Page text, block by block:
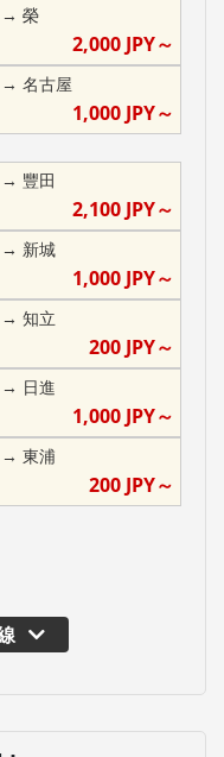
→ 榮
2,000 JPY～
→ 名古屋
1,000 JPY～
→ 豐田
2,100 JPY～
→ 新城
1,000 JPY～
→ 知立
200 JPY～
→ 日進
1,000 JPY～
→ 東浦
200 JPY～